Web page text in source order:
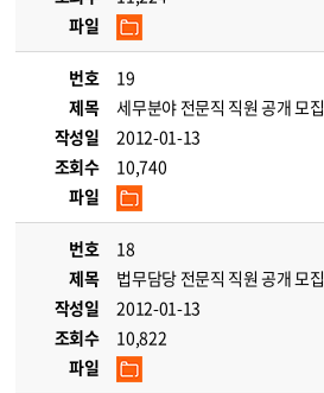
파일
번호
19
제목
세무분야 전문직 직원 공개 모집
작성일
2012-01-13
조회수
10,740
파일
번호
18
제목
법무담당 전문직 직원 공개 모집
작성일
2012-01-13
조회수
10,822
파일